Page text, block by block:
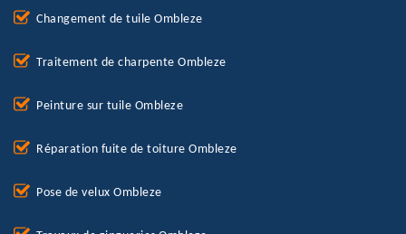
Changement de tuile Ombleze
Traitement de charpente Ombleze
Peinture sur tuile Ombleze
Réparation fuite de toiture Ombleze
Pose de velux Ombleze